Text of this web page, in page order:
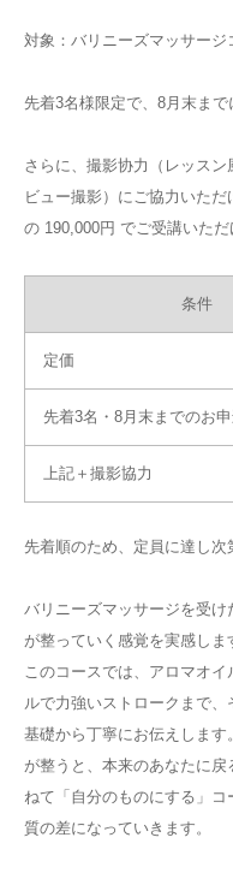
対象：バリニーズマッサージ
先着3名様限定で、8月末まで
さらに、撮影协力（レッス
ビュー撮影）にご協力いた
の 190,000円 でご受講いただ
条件
定価
先着3名・8月末までのお
上記＋撮影協力
先着順のため、定員に達し次
バリニーズマッサージを受
が整っていく感覚を実感しま
このコースでは、アロマオ
ルで力強いストロークまで
基礎から丁寧にお伝えしま
が整うと、本来のあなたに
ねて「自分のものにする」
質の差になっていきます。